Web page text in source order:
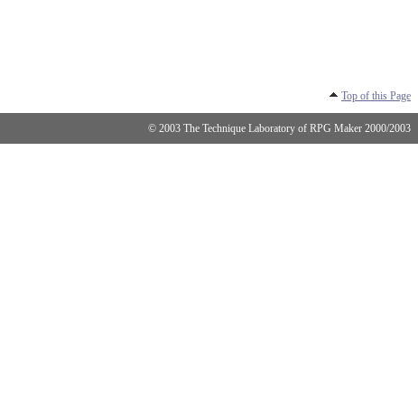
Top of this Page
© 2003 The Technique Laboratory of RPG Maker 2000/2003